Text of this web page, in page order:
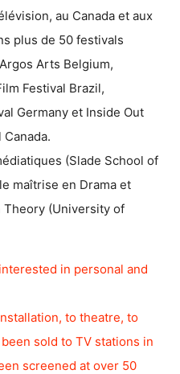
au Canada et aux
plus de 50 festivals
Arts Belgium,
Festival Brazil,
Germany et Inside Out
Canada.
(Slade School of
maîtrise en Drama et
Theory (University of
in personal and
to theatre, to
sold to TV stations in
screened at over 50